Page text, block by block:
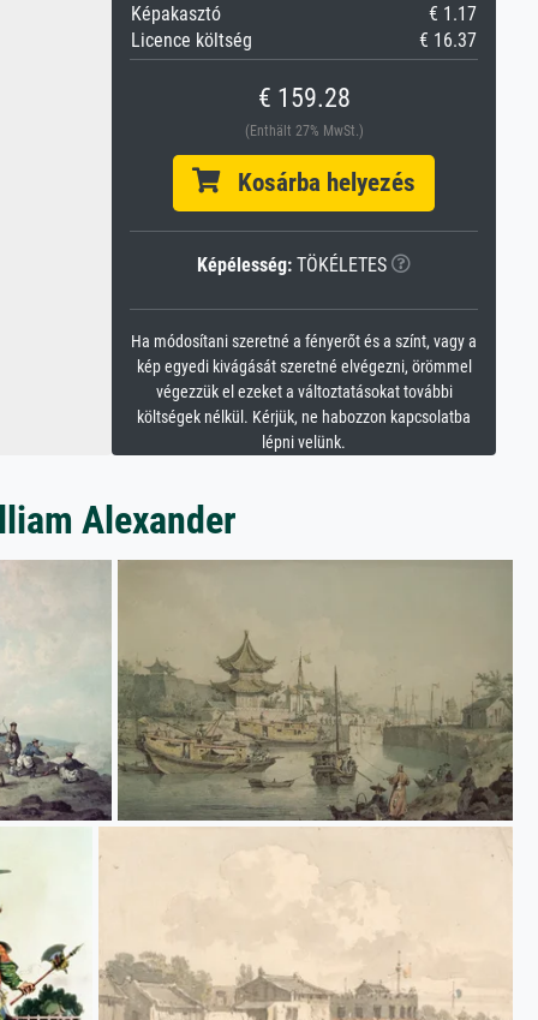
Képakasztó
€ 1.17
Licence költség
€ 16.37
€ 159.28
(Enthält 27% MwSt.)
Kosárba helyezés
Képélesség: TÖKÉLETES
Ha módosítani szeretné a fényerőt és a színt, vagy a
kép egyedi kivágását szeretné elvégezni, örömmel
végezzük el ezeket a változtatásokat további
költségek nélkül. Kérjük, ne habozzon kapcsolatba
lépni velünk.
Alexander